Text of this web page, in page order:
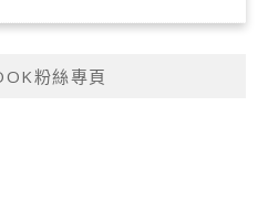
粉絲專頁